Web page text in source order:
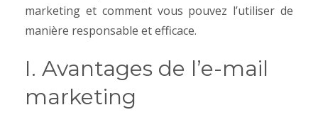
marketing et comment vous pouvez l’utiliser de
manière responsable et efficace.
I. Avantages de l’e-mail
marketing